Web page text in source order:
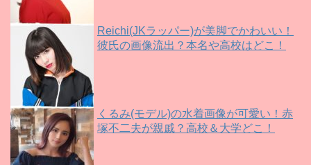
Reichi(JKラッパー)が美脚でかわいい！
彼氏の画像流出？本名や高校はどこ！
くるみ(モデル)の水着画像が可愛い！赤
塚不二夫が親戚？高校＆大学どこ！